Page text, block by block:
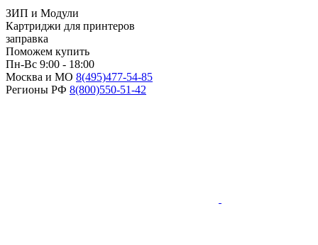
ЗИП и Модули
Картриджи для принтеров
заправка
Поможем купить
Пн-Вс 9:00 - 18:00
Москва и МО 8(495)477-54-85
Регионы РФ 8(800)550-51-42